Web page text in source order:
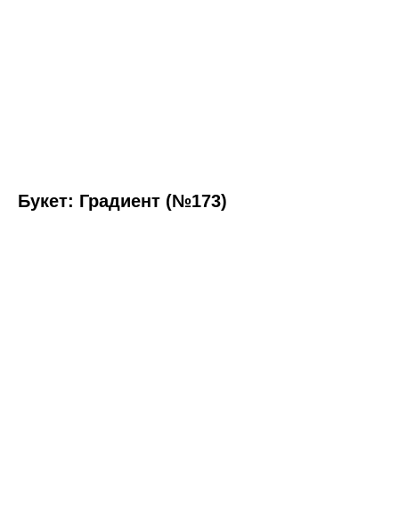
Букет: Градиент (№173)